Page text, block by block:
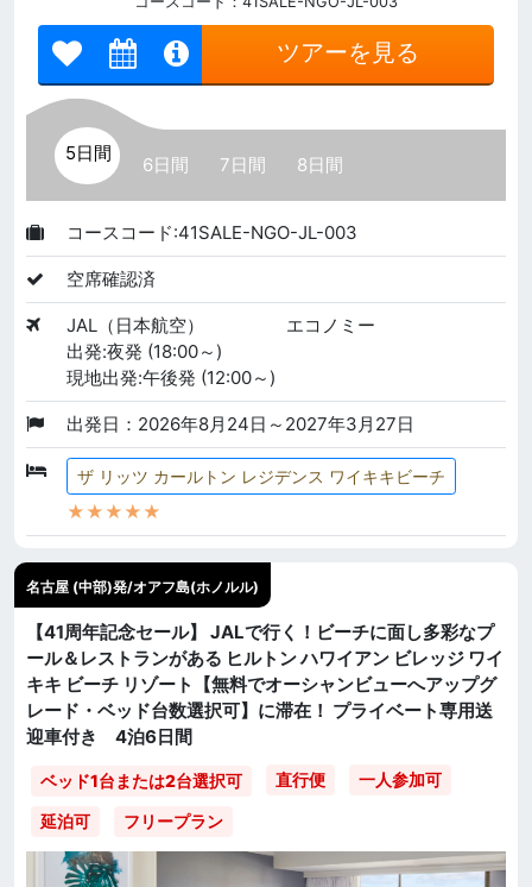
ツアーを見る
5日間
6日間 7日間 8日間
コースコード:41SALE-NGO-JL-003
空席確認済
JAL（日本航空）
エコノミー
出発:夜発 (18:00～)
現地出発:午後発 (12:00～)
出発日：2026年8月24日～2027年3月27日
ザ リッツ カールトン レジデンス ワイキキビーチ
★★★★★
名古屋 (中部)発/オアフ島(ホノルル)
【41周年記念セール】 JALで行く！ビーチに面し多彩なプ
ール＆レストランがある ヒルトン ハワイアン ビレッジ ワイ
キキ ビーチ リゾート【無料でオーシャンビューへアップグ
レード・ベッド台数選択可】に滞在！ プライベート専用送
迎車付き 4泊6日間
ベッド1台または2台選択可 直行便 一人参加可
延泊可 フリープラン